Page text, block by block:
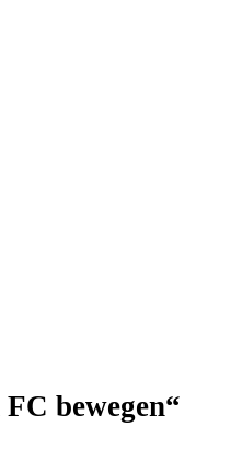
bewegen“